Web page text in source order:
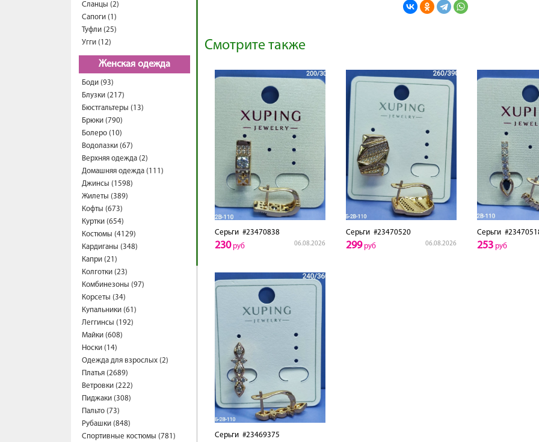
Сланцы (2)
Сапоги (1)
Туфли (25)
Угги (12)
Женская одежда
Боди (93)
Блузки (217)
Бюстгальтеры (13)
Брюки (790)
Болеро (10)
Водолазки (67)
Верхняя одежда (2)
Домашняя одежда (111)
Джинсы (1598)
Жилеты (389)
Кофты (673)
Куртки (654)
Костюмы (4129)
Кардиганы (348)
Капри (21)
Колготки (23)
Комбинезоны (97)
Корсеты (34)
Купальники (61)
Леггинсы (192)
Майки (608)
Носки (14)
Одежда для взрослых (2)
Платья (2689)
Ветровки (222)
Пиджаки (308)
Пальто (73)
Рубашки (848)
Спортивные костюмы (781)
Смотрите также
Серьги #23470838
06.08.2026
230руб
Серьги#23470520
06.08.2026
299руб
Серьги
253руб
Серьги #23469375